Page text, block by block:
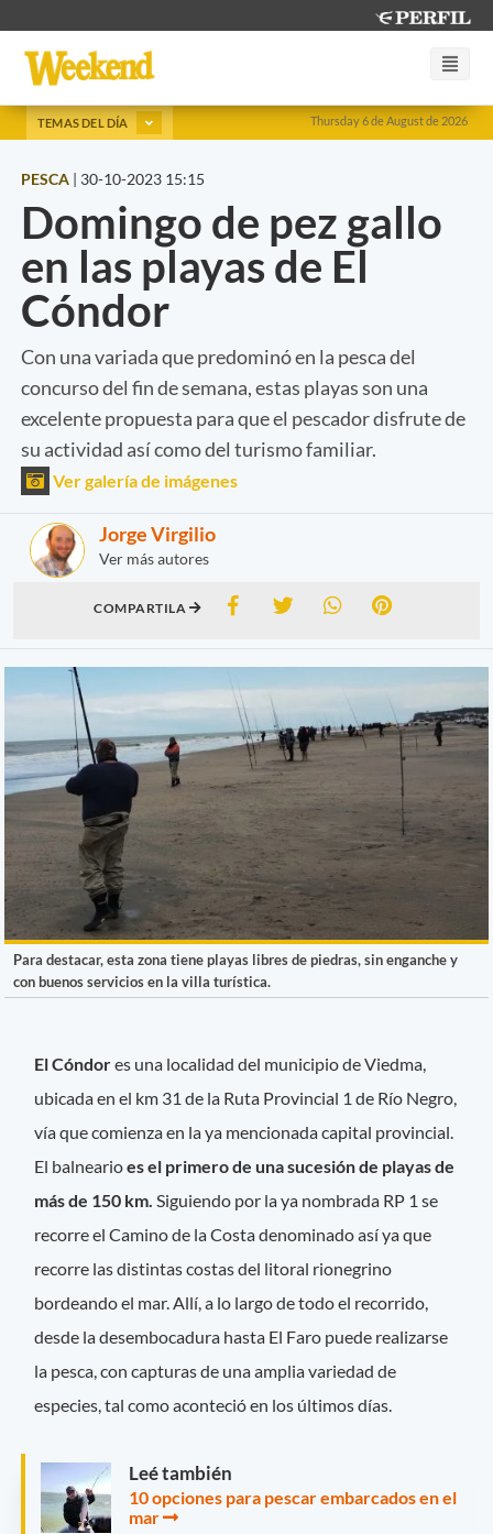
Thursday 6 de August de 2026
TEMAS DEL DÍA
PESCA | 30-10-2023 15:15
Domingo de pez gallo
en las playas de El
Cóndor
Con una variada que predominó en la pesca del
concurso del fin de semana, estas playas son una
excelente propuesta para que el pescador disfrute de
su actividad así como del turismo familiar.
Ver galería de imágenes
Jorge Virgilio
Ver más autores
COMPARTILA
Para destacar, esta zona tiene playas libres de piedras, sin enganche y
con buenos servicios en la villa turística.
El Cóndores una localidad del municipio de Viedma,
ubicada en el km 31 de la Ruta Provincial 1 de Río Negro,
vía que comienza en la ya mencionada capital provincial.
El balnearioes el primero de una sucesión de playas de
más de 150 km. Siguiendo por la ya nombrada RP 1 se
recorre el Camino de la Costa denominado así ya que
recorre las distintas costas del litoral rionegrino
bordeando el mar. Allí, a lo largo de todo el recorrido,
desde la desembocadura hasta El Faro puede realizarse
la pesca, con capturas de una amplia variedad de
especies, tal como aconteció en los últimos días.
Leé también
10 opciones para pescar embarcados en el
mar